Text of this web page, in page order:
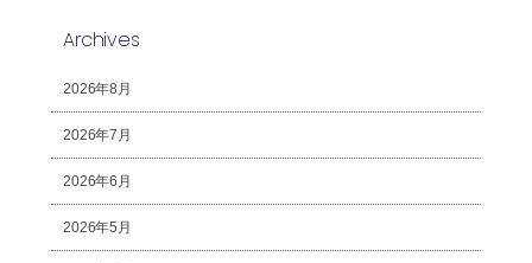
Archives
2026年8月
2026年7月
2026年6月
2026年5月